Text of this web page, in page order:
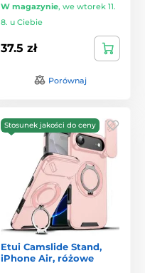
W magazynie, we wtorek 11.
8. u Ciebie
37.5 zł
Porównaj
Stosunek jakości do ceny
Etui Camslide Stand,
iPhone Air, różowe